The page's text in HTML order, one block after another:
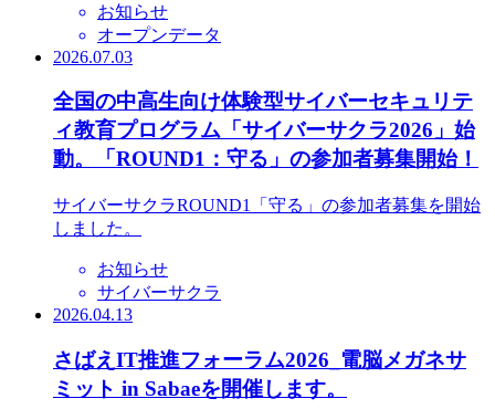
お知らせ
オープンデータ
2026.07.03
全国の中高生向け体験型サイバーセキュリテ
ィ教育プログラム「サイバーサクラ2026」始
動。「ROUND1：守る」の参加者募集開始！
サイバーサクラROUND1「守る」の参加者募集を開始
しました。
お知らせ
サイバーサクラ
2026.04.13
さばえIT推進フォーラム2026_電脳メガネサ
ミット in Sabaeを開催します。